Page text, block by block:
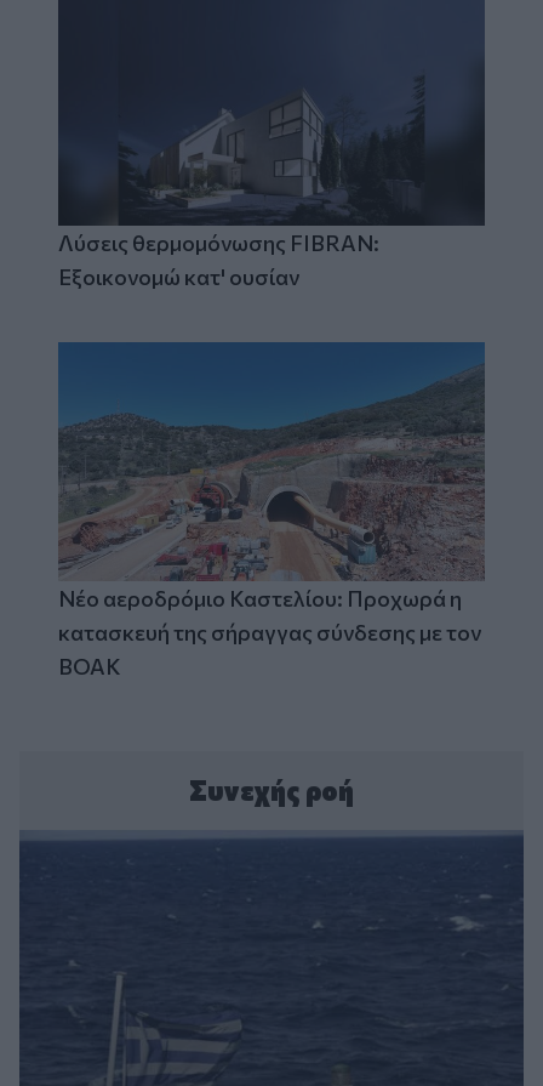
Λύσεις θερμομόνωσης FIBRAN:
Εξοικονομώ κατ' ουσίαν
Νέο αεροδρόμιο Καστελίου: Προχωρά η
κατασκευή της σήραγγας σύνδεσης με τον
ΒΟΑΚ
Συνεχής ροή